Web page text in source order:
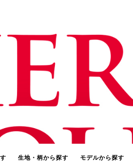
生地・柄から探す モデルから探す